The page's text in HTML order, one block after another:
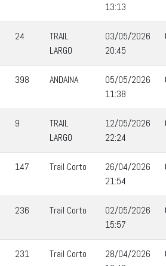
13:13
24
TRAIL
LARGO
03/05/2026
20:45
398 ANDAINA
05/05/2026
11:38
9
TRAIL
LARGO
12/05/2026
22:24
147 Trail Corto
26/04/2026
21:54
236 Trail Corto
02/05/2026
15:57
231 Trail Corto
28/04/2026